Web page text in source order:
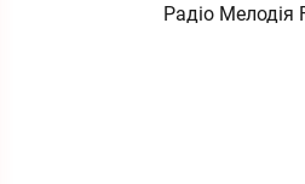
Радіо Мелодія